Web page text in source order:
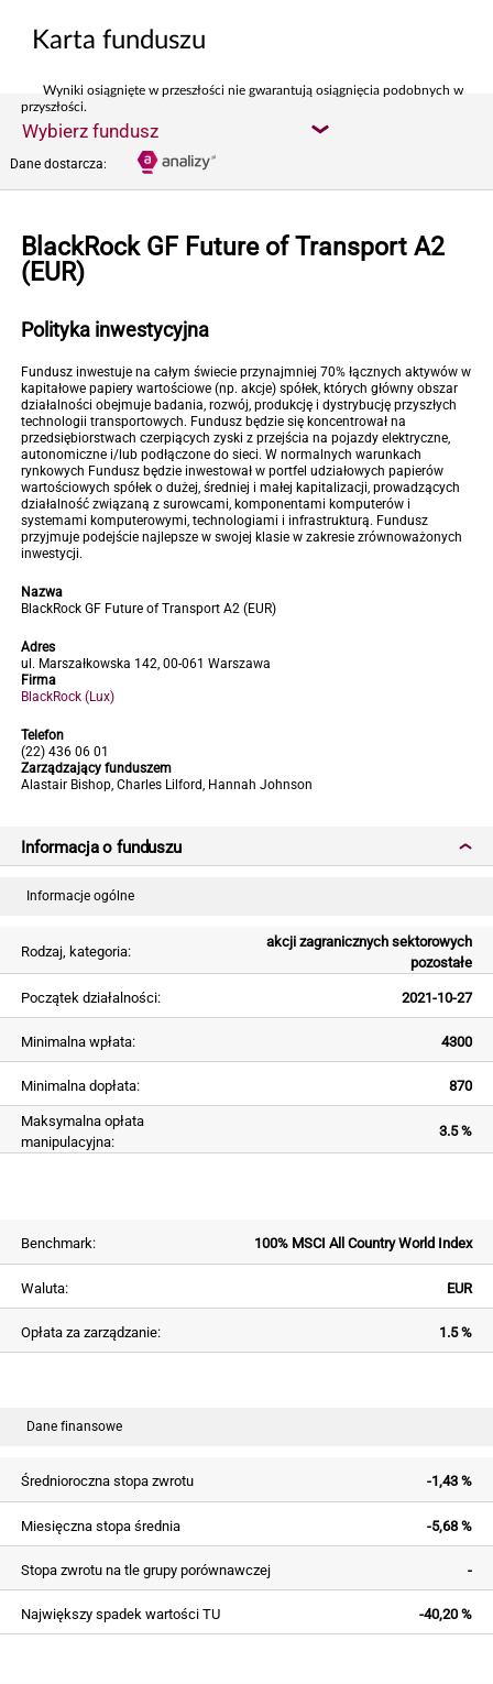
Karta funduszu
Wyniki osiągnięte w przeszłości nie gwarantują osiągnięcia podobnych w
przyszłości.
Wybierz fundusz
Dane dostarcza:
BlackRock GF Future of Transport A2
(EUR)
Polityka inwestycyjna
Fundusz inwestuje na całym świecie przynajmniej 70% łącznych aktywów w
kapitałowe papiery wartościowe (np. akcje) spółek, których główny obszar
działalności obejmuje badania, rozwój, produkcję i dystrybucję przyszłych
technologii transportowych. Fundusz będzie się koncentrował na
przedsiębiorstwach czerpiących zyski z przejścia na pojazdy elektryczne,
autonomiczne i/lub podłączone do sieci. W normalnych warunkach
rynkowych Fundusz będzie inwestował w portfel udziałowych papierów
wartościowych spółek o dużej, średniej i małej kapitalizacji, prowadzących
działalność związaną z surowcami, komponentami komputerów i
systemami komputerowymi, technologiami i infrastrukturą. Fundusz
przyjmuje podejście najlepsze w swojej klasie w zakresie zrównoważonych
inwestycji.
Nazwa
BlackRock GF Future of Transport A2 (EUR)
Adres
ul. Marszałkowska 142, 00-061 Warszawa
Firma
BlackRock (Lux)
Telefon
(22) 436 06 01
Zarządzający funduszem
Alastair Bishop, Charles Lilford, Hannah Johnson
Informacja o funduszu
Informacje ogólne
Rodzaj, kategoria:
akcji zagranicznych sektorowych
pozostałe
Początek działalności: 2021-10-27
Minimalna wpłata: 4300
Minimalna dopłata: 870
Maksymalna opłata
manipulacyjna:
3.5 %
Benchmark: 100% MSCI All Country World Index
Waluta: EUR
Opłata za zarządzanie: 1.5 %
Dane finansowe
Średnioroczna stopa zwrotu -1,43 %
Miesięczna stopa średnia -5,68 %
Stopa zwrotu na tle grupy porównawczej -
Największy spadek wartości TU -40,20 %